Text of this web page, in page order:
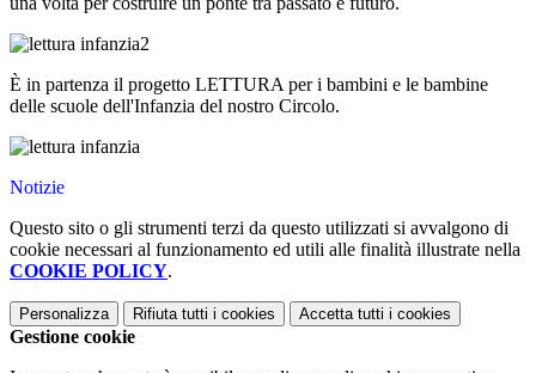
È in partenza il progetto LETTURA per i bambini e le bambine
delle scuole dell'Infanzia del nostro Circolo.
Notizie
Questo sito o gli strumenti terzi da questo utilizzati si avvalgono di
cookie necessari al funzionamento ed utili alle finalità illustrate nella
COOKIE POLICY.
Personalizza Rifiuta tutti i cookies Accetta tutti i cookies
Gestione cookie